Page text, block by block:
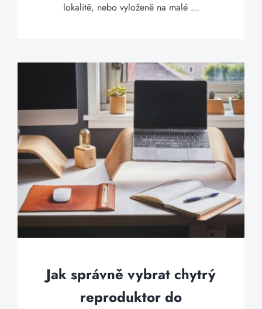
lokalitě, nebo vyloženě na malé ...
Jak správně vybrat chytrý
reproduktor do